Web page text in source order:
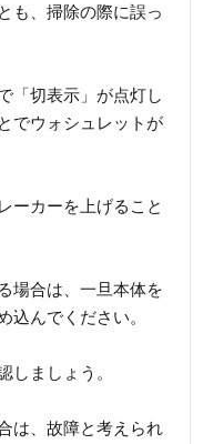
も、掃除の際に誤っ
「切表示」が点灯し
でウォシュレットが
ーカーを上げること
場合は、一旦本体を
込んでください。
しましょう。
は、故障と考えられ